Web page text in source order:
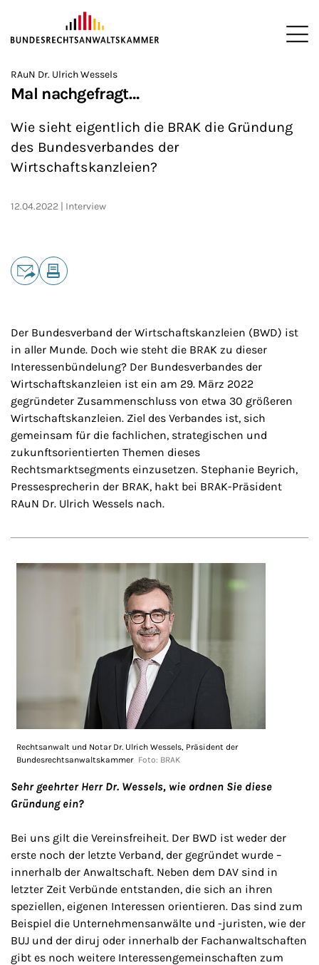
ZUM HAUPTINHALT SPRINGEN
Sie befinden sich hier:
>
Startseite
>
Newsroom
RAuN Dr. Ulrich Wessels
Mal nachgefragt…
Wie sieht eigentlich die BRAK die Gründung
des Bundesverbandes der
Wirtschaftskanzleien?
12.04.2022 Interview
Teilen
Der Bundesverband der Wirtschaftskanzleien (BWD) ist
in aller Munde. Doch wie steht die BRAK zu dieser
Interessenbündelung? Der Bundesverbandes der
Wirtschaftskanzleien ist ein am 29. März 2022
gegründeter Zusammenschluss von etwa 30 größeren
Wirtschaftskanzleien. Ziel des Verbandes ist, sich
gemeinsam für die fachlichen, strategischen und
zukunftsorientierten Themen dieses
Rechtsmarktsegments einzusetzen. Stephanie Beyrich,
Pressesprecherin der BRAK, hakt bei BRAK-Präsident
RAuN Dr. Ulrich Wessels nach.
Rechtsanwalt und Notar Dr. Ulrich Wessels, Präsident der
Bundesrechtsanwaltskammer
Foto: BRAK
Sehr geehrter Herr Dr. Wessels, wie ordnen Sie diese
Gründung ein?
Bei uns gilt die Vereinsfreiheit. Der BWD ist weder der
erste noch der letzte Verband, der gegründet wurde –
innerhalb der Anwaltschaft. Neben dem DAV sind in
letzter Zeit Verbünde entstanden, die sich an ihren
speziellen, eigenen Interessen orientieren. Das sind zum
Beispiel die Unternehmensanwälte und -juristen, wie der
BUJ und der diruj oder innerhalb der Fachanwaltschaften
gibt es noch weitere Interessengemeinschaften zum